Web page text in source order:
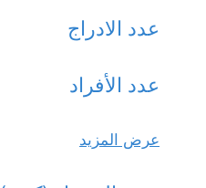
عدد الادراج
عدد الأفراد
عرض المزيد